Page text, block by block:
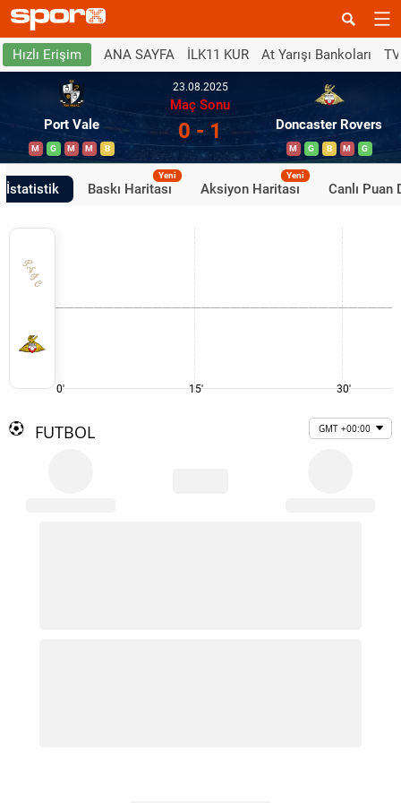
Hızlı Erişim ANA SAYFA İLK11 KUR At Yarışı Bankoları
Port Vale
M G M M B
23.08.2025
Maç Sonu
0 - 1 Doncaster Rovers
M G B M G
İstatistik Baskı Haritası
Yeni
Aksiyon Haritası
Yeni
Canlı Puan
0' 15' 30'
FUTBOL GMT +00:00